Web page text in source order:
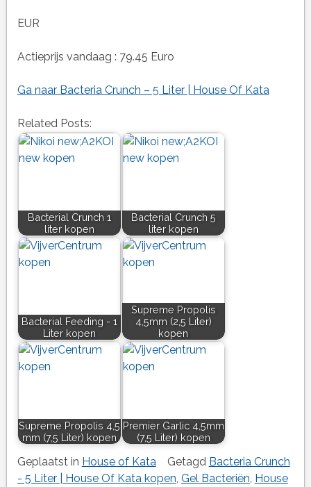
EUR
Actieprijs vandaag : 79.45 Euro
Ga naar Bacteria Crunch – 5 Liter | House Of Kata
Related Posts:
Bacterial Crunch 1
liter kopen
Bacterial Crunch 5
liter kopen
Bacterial Feeding - 1
Liter kopen
Supreme Propolis
4,5mm (2,5 Liter)
kopen
Supreme Propolis 4,5
mm (7,5 Liter) kopen
Premier Garlic 4,5mm
(7,5 Liter) kopen
Geplaatst in House of Kata Getagd Bacteria Crunch
- 5 Liter | House Of Kata kopen Gel Bacteriën House